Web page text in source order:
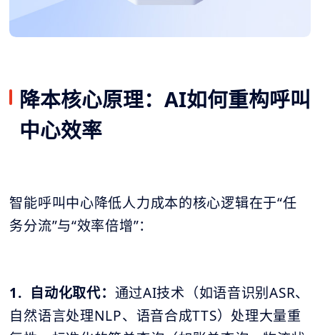
降本核心原理：AI如何重构呼叫
中心效率
智能呼叫中心降低人力成本的核心逻辑在于“任
务分流”与“效率倍增”：
1. 自动化取代： 通过AI技术（如语音识别ASR、
自然语言处理NLP、语音合成TTS）处理大量重